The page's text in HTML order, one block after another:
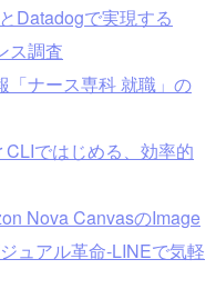
Datadogで実現する
ス調査
「ナース専科 就職」の
ではじめる、効率的
Nova CanvasのImage
ュアル革命-LINEで気軽